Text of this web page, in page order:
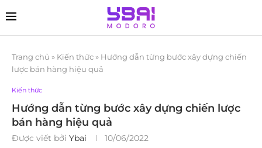
Trang chủ » Kiến thức » Hướng dẫn từng bước xây dựng chiến
lược bán hàng hiệu quả
Kiến thức
Hướng dẫn từng bước xây dựng chiến lược
bán hàng hiệu quả
Được viết bởi Ybai 10/06/2022